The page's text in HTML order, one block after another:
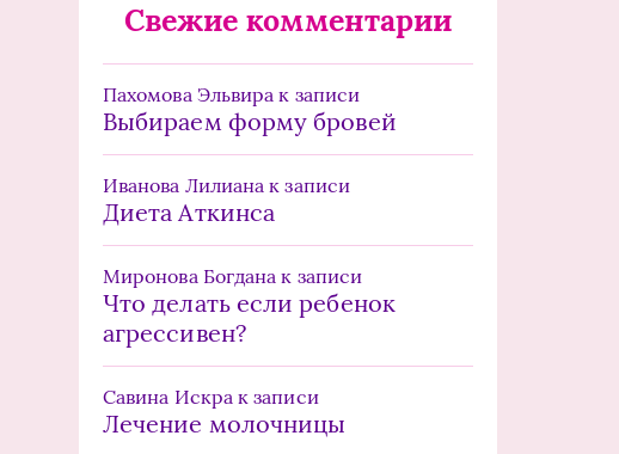
Свежие комментарии
Пахомова Эльвира к записи
Выбираем форму бровей
Иванова Лилиана к записи
Диета Аткинса
Миронова Богдана к записи
Что делать если ребенок
агрессивен?
Савина Искрак записи
Лечение молочницы